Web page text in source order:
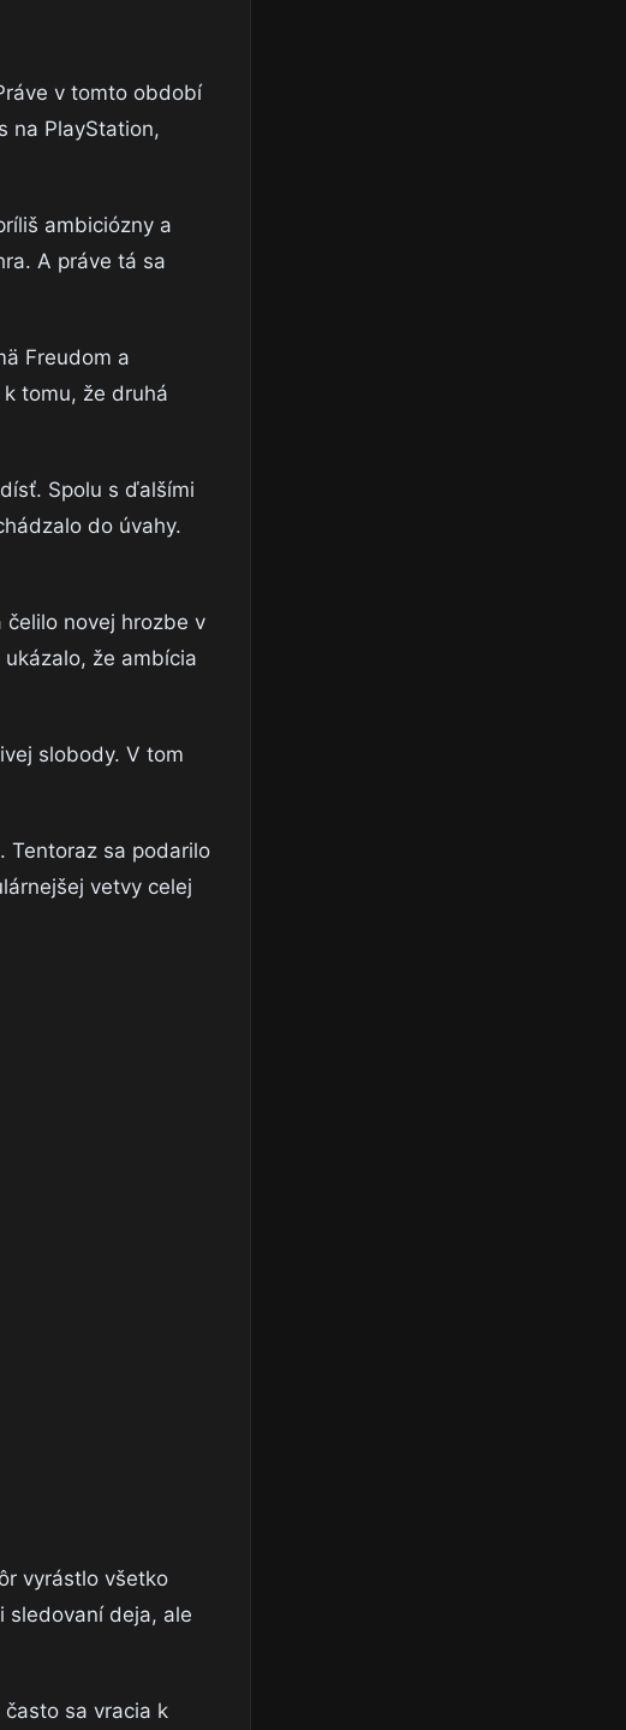
v tomto období
na PlayStation,
ambiciózny a
A práve tá sa
Freudom a
tomu, že druhá
Spolu s ďalšími
do úvahy.
novej hrozbe v
že ambícia
slobody. V tom
Tentoraz sa podarilo
vetvy celej
vyrástlo všetko
sledovaní deja, ale
sa vracia k